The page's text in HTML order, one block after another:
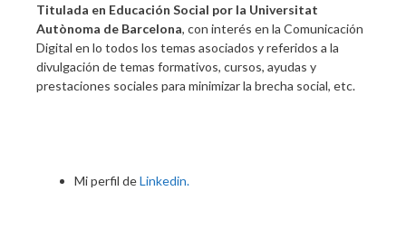
Titulada en Educación Social por la Universitat
Autònoma de Barcelona, con interés en la Comunicación
Digital en lo todos los temas asociados y referidos a la
divulgación de temas formativos, cursos, ayudas y
prestaciones sociales para minimizar la brecha social, etc.
Mi perfil deLinkedin.